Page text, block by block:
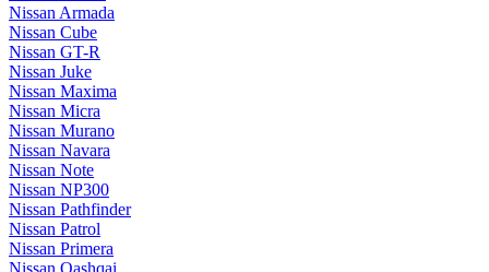
Nissan Armada
Nissan Cube
Nissan GT-R
Nissan Juke
Nissan Maxima
Nissan Micra
Nissan Murano
Nissan Navara
Nissan Note
Nissan NP300
Nissan Pathfinder
Nissan Patrol
Nissan Primera
Nissan Qashqai